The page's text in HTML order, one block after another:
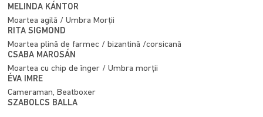
MELINDA KÁNTOR
Moartea agilă / Umbra Morții
RITA SIGMOND
Moartea plină de farmec / bizantină /corsicană
CSABA MAROSÁN
Moartea cu chip de înger / Umbra morții
ÉVA IMRE
Cameraman, Beatboxer
SZABOLCS BALLA